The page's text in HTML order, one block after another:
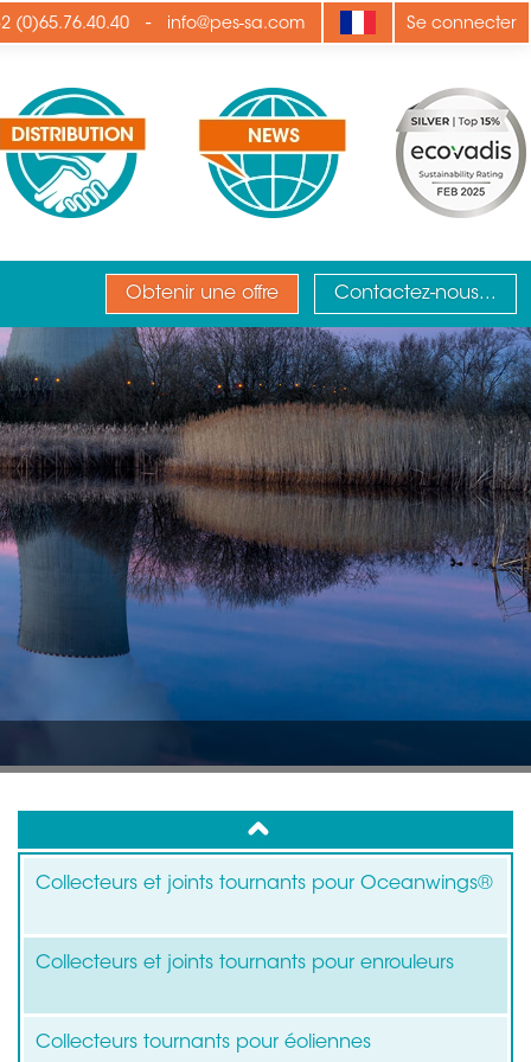
(0)65.76.40.40 - info@pes-sa.com Se connecter
Obtenir une offre Contactez-nous...
up
Collecteurs et joints tournants pour Oceanwings®
Collecteurs et joints tournants pour enrouleurs
Collecteurs tournants pour éoliennes